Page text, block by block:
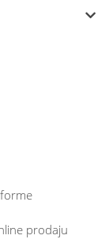
prodaju